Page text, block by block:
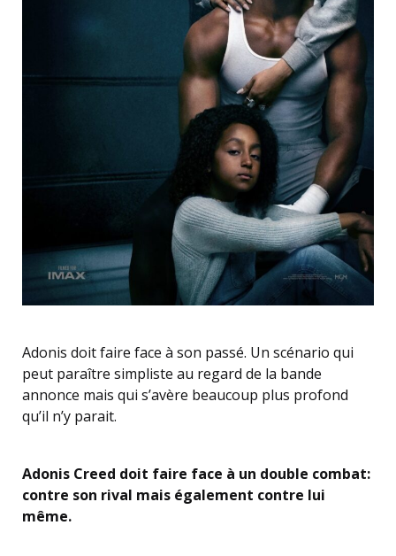
Adonis doit faire face à son passé. Un scénario qui
peut paraître simpliste au regard de la bande
annonce mais qui s’avère beaucoup plus profond
qu’il n’y parait.
Adonis Creed doit faire face à un double combat:
contre son rival mais également contre lui
même.